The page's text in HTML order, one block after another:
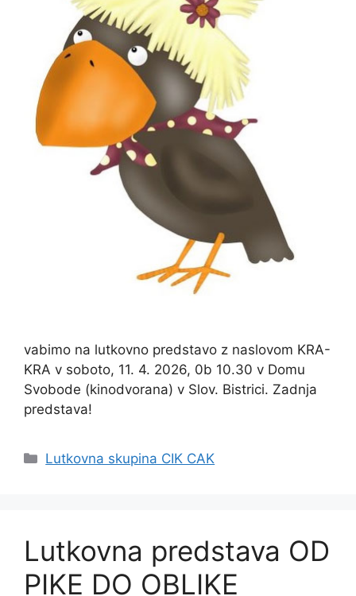
vabimo na lutkovno predstavo z naslovom KRA-
KRA v soboto, 11. 4. 2026, 0b 10.30 v Domu
Svobode (kinodvorana) v Slov. Bistrici. Zadnja
predstava!
Categories
Lutkovna skupina CIK CAK
Lutkovna predstava OD
PIKE DO OBLIKE